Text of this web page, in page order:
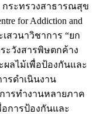
ระทรวงสาธารณสุข
for Addiction and
เสวนาวิชาการ “ยก
ะวังสารพิษตกค้าง
ผลไม้เพื่อป้องกันและ
รดำเนินงาน
ารทำงานหลายภาค
การป้องกันและ